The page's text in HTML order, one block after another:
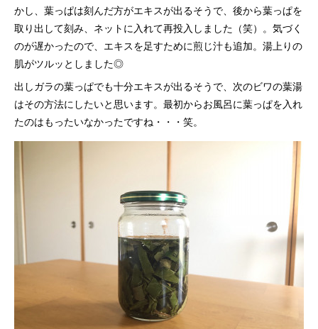
かし、葉っぱは刻んだ方がエキスが出るそうで、後から葉っぱを
取り出して刻み、ネットに入れて再投入しました（笑）。気づく
のが遅かったので、エキスを足すために煎じ汁も追加。湯上りの
肌がツルッとしました◎
出しガラの葉っぱでも十分エキスが出るそうで、次のビワの葉湯
はその方法にしたいと思います。最初からお風呂に葉っぱを入れ
たのはもったいなかったですね・・・笑。